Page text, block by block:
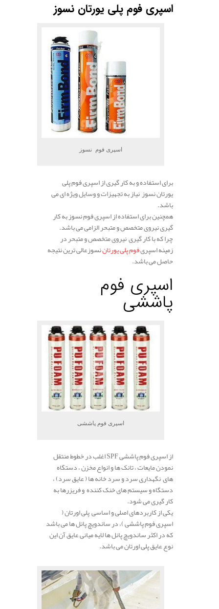
اسپری فوم پلی یورتان نسوز
اسپری فوم نسوز
برای استفاده و به کار گیری از اسپری فوم پلی
یورتان نسوز نیاز به تجهیزات و وسایل ویژه ای می
باشد.
همچنین برای استفاده از اسپری فوم نسوز به کار
گیری نیروی متخصص و متبحر الزامی می باشد.
چرا که با کار گیری نیروی متخصص و متبحر در
زمینه اسپریفوم پلی یورتاننسوزعالی ترین نتیجه
حاصل می باشد.
اسپری فوم
پاششی
اسپری فوم پاششی
ازSPF اسپری فوم پاششی
اغلب در خطوط منتقل
نمودن مایعات ، تانک ها و انواع مخزن ، دستگاه
های نگهداری سرد و سرد خانه­ ها ( عایق سرد) ،
دستگاه و سیستم های خنک کننده و فریزرها به
کار گیری می شود.
یکی از کاربردهای اصلی و اساسی پلی اورتان (
اسپری فوم پاششی )، در ساندویچ پانل ها می باشد
که در اکثر ساندویچ پانل ها لایه میانی عایق آن این
نوع عایق پلی اورتان می باشد.